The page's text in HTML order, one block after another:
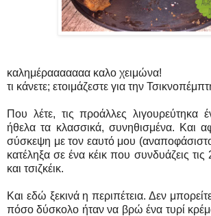
καλημέρααααααα καλο χειμώνα!
τι κάνετε; ετοιμάζεστε για την
Που λέτε, τις προάλλες λιγουρεύτηκα
ήθελα τα κλασσικά, συνηθισμένα. Και
σύσκεψη με τον εαυτό μου
κατέληξα σε ένα κέικ που συνδυάζεις
και τσιζκέικ.
Και εδώ ξεκινά η περιπέτεια. Δεν
πόσο δύσκολο ήταν να βρώ ένα τυρί